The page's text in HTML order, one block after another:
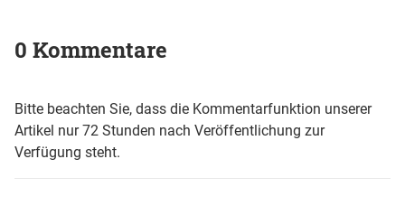
0 Kommentare
Bitte beachten Sie, dass die Kommentarfunktion unserer
Artikel nur 72 Stunden nach Veröffentlichung zur
Verfügung steht.